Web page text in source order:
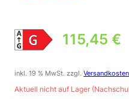
115,45 €
inkl. 19 % MwSt. zzgl.Versandkosten
Aktuell nicht auf Lager